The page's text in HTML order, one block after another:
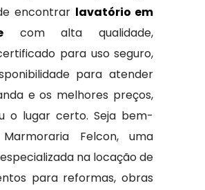
encontrar lavatório em
com alta qualidade,
para uso seguro,
para atender
e os melhores preços,
o lugar certo. Seja bem-
Felcon, uma
na locação de
para reformas, obras